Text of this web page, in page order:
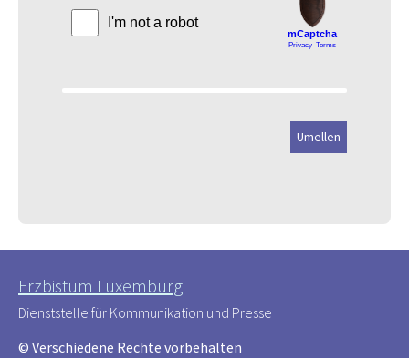
Erzbistum Luxemburg
Dienststelle für Kommunikation und Presse
© Verschiedene Rechte vorbehalten